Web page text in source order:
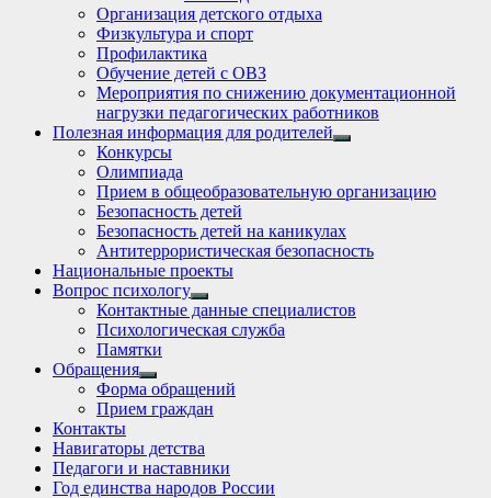
Организация детского отдыха
Физкультура и спорт
Профилактика
Обучение детей с ОВЗ
Мероприятия по снижению документационной
нагрузки педагогических работников
Полезная информация для родителей
Show
Конкурсы
Олимпиада
Прием в общеобразовательную организацию
Безопасность детей
Безопасность детей на каникулах
Антитеррористическая безопасность
Национальные проекты
Вопрос психологу
Show
sub
menu
Контактные данные специалистов
Психологическая служба
Памятки
Обращения
Show
sub
menu
Форма обращений
Прием граждан
Контакты
Навигаторы детства
Педагоги и наставники
Год единства народов России